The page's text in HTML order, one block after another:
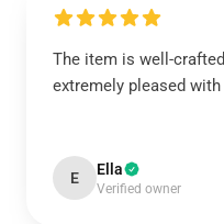
The item is well-
extremely pleased
E Ella
Verified owner